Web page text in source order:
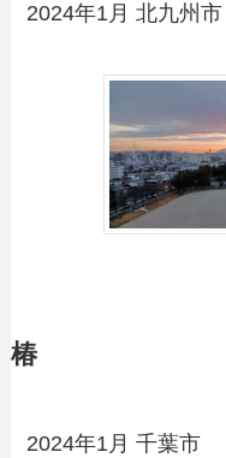
2024年1月 北九州市
椿
2024年1月 千葉市